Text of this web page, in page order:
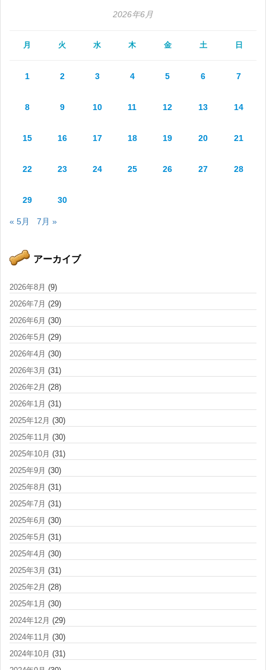
2026年6月
月 火 水 木 金 土 日
1 2 3 4 5 6 7
8 9 10 11 12 13 14
15 16 17 18 19 20 21
22 23 24 25 26 27 28
29 30
« 5月 7月 »
アーカイブ
2026年8月 (9)
2026年7月 (29)
2026年6月 (30)
2026年5月 (29)
2026年4月 (30)
2026年3月 (31)
2026年2月 (28)
2026年1月 (31)
2025年12月 (30)
2025年11月 (30)
2025年10月 (31)
2025年9月 (30)
2025年8月 (31)
2025年7月 (31)
2025年6月 (30)
2025年5月 (31)
2025年4月 (30)
2025年3月 (31)
2025年2月 (28)
2025年1月 (30)
2024年12月 (29)
2024年11月 (30)
2024年10月 (31)